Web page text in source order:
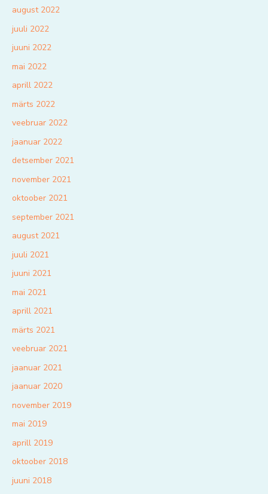
august 2022
juuli 2022
juuni 2022
mai 2022
aprill 2022
märts 2022
veebruar 2022
jaanuar 2022
detsember 2021
november 2021
oktoober 2021
september 2021
august 2021
juuli 2021
juuni 2021
mai 2021
aprill 2021
märts 2021
veebruar 2021
jaanuar 2021
jaanuar 2020
november 2019
mai 2019
aprill 2019
oktoober 2018
juuni 2018